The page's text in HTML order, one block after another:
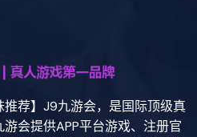
荐】J9九游会，是国际顶级真
会提供APP平台游戏、注册官